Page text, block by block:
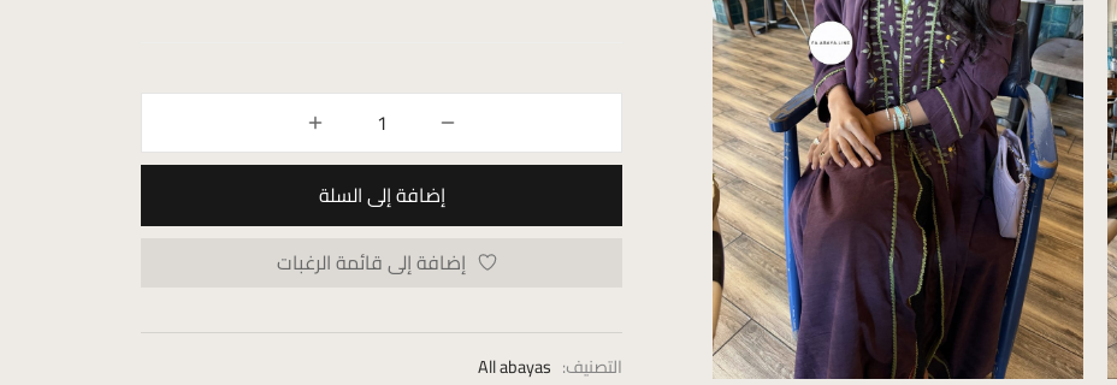
إضافة إلى السلة
إضافة إلى قائمة الرغبات
التصنيف: All abayas